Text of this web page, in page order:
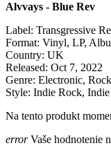
Alvvays - Blue Rev
Label: Transgressive
Format: Vinyl, LP,
Country: UK
Released: Oct 7, 2022
Genre: Electronic,
Style: Indie Rock,
Na tento produkt
errorVaše hodnotenie